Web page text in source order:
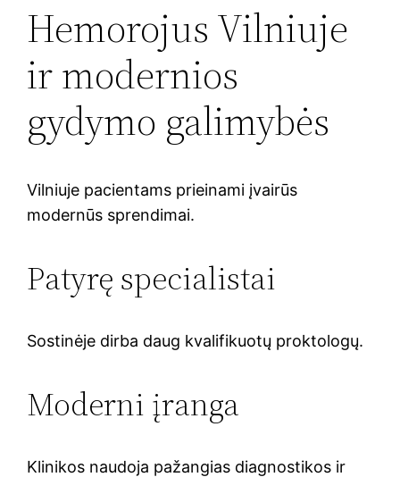
Hemorojus Vilniuje
ir modernios
gydymo galimybės
Vilniuje pacientams prieinami įvairūs
modernūs sprendimai.
Patyrę specialistai
Sostinėje dirba daug kvalifikuotų proktologų.
Moderni įranga
Klinikos naudoja pažangias diagnostikos ir